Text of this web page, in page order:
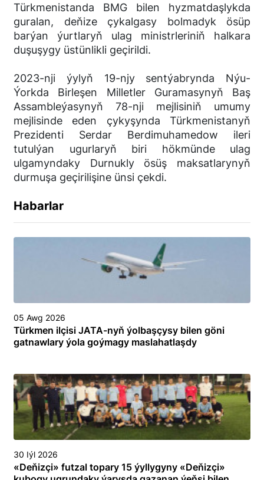
Türkmenistanda BMG bilen hyzmatdaşlykda
guralan, deňize çykalgasy bolmadyk ösüp
barýan ýurtlaryň ulag ministrleriniň halkara
duşuşygy üstünlikli geçirildi.
2023-nji ýylyň 19-njy sentýabrynda Nýu-
Ýorkda Birleşen Milletler Guramasynyň Baş
Assambleýasynyň 78-nji mejlisiniň umumy
mejlisinde eden çykyşynda Türkmenistanyň
Prezidenti Serdar Berdimuhamedow ileri
tutulýan ugurlaryň biri hökmünde ulag
ulgamyndaky Durnukly ösüş maksatlarynyň
durmuşa geçirilişine ünsi çekdi.
Habarlar
05 Awg 2026
Türkmen ilçisi JATA-nyň ýolbaşçysy bilen göni
gatnawlary ýola goýmagy maslahatlaşdy
30 Iýl 2026
«Deňizçi» futzal topary 15 ýyllygyny «Deňizçi»